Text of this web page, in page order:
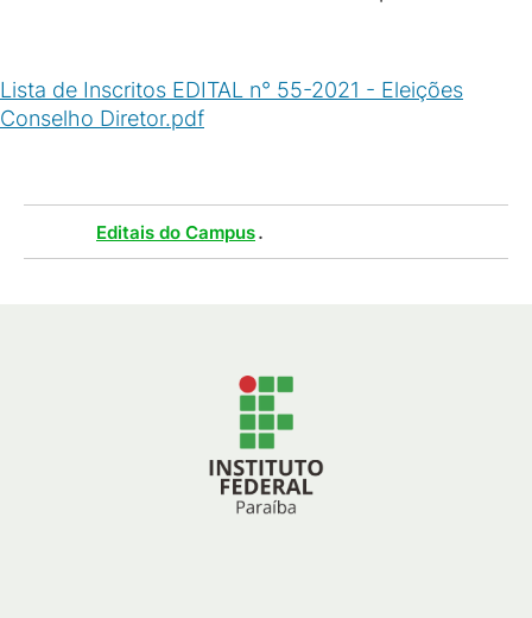
Lista de Inscritos EDITAL n° 55-2021 - Eleições
Conselho Diretor.pdf
Editais do Campus.